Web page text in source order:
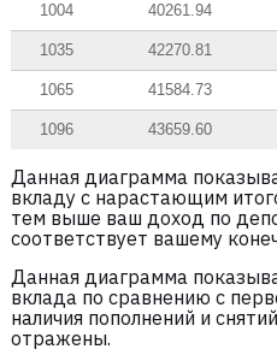
1004 40261.94
1035 42270.81
1065 41584.73
1096 43659.60
Данная диаграмма
вкладу с нарастающим
тем выше ваш доход по
соответствует вашему
Данная диаграмма
вклада по сравнению с
наличия пополнений и
отражены.